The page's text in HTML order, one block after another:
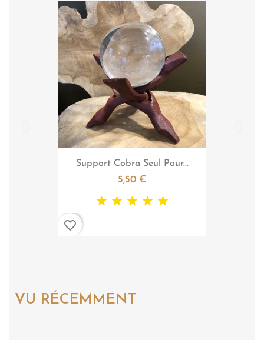
Aperçu rapide
Support Cobra Seul Pour...
5,50 €
favorite_border
VU RÉCEMMENT